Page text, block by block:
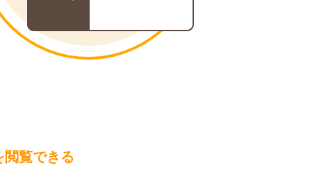
閲覧できる